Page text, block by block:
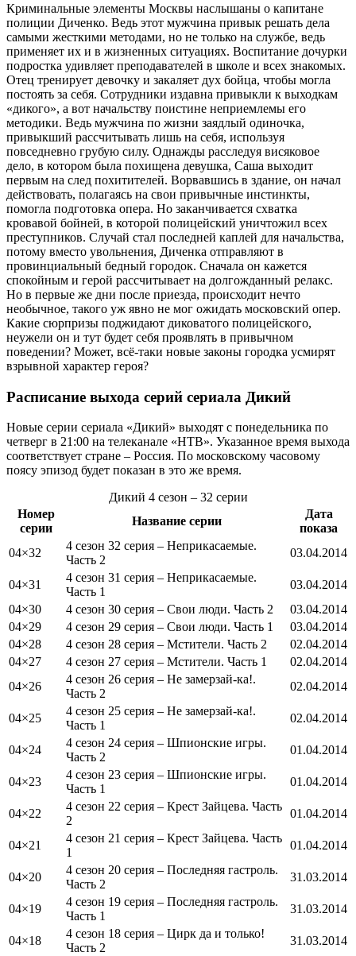
Криминальные элементы Москвы наслышаны о капитане
полиции Диченко. Ведь этот мужчина привык решать дела
самыми жесткими методами, но не только на службе, ведь
применяет их и в жизненных ситуациях. Воспитание дочурки
подростка удивляет преподавателей в школе и всех знакомых.
Отец тренирует девочку и закаляет дух бойца, чтобы могла
постоять за себя. Сотрудники издавна привыкли к выходкам
«дикого», а вот начальству поистине неприемлемы его
методики. Ведь мужчина по жизни заядлый одиночка,
привыкший рассчитывать лишь на себя, используя
повседневно грубую силу. Однажды расследуя висяковое
дело, в котором была похищена девушка, Саша выходит
первым на след похитителей. Ворвавшись в здание, он начал
действовать, полагаясь на свои привычные инстинкты,
помогла подготовка опера. Но заканчивается схватка
кровавой бойней, в которой полицейский уничтожил всех
преступников. Случай стал последней каплей для начальства,
потому вместо увольнения, Диченка отправляют в
провинциальный бедный городок. Сначала он кажется
спокойным и герой рассчитывает на долгожданный релакс.
Но в первые же дни после приезда, происходит нечто
необычное, такого уж явно не мог ожидать московский опер.
Какие сюрпризы поджидают диковатого полицейского,
неужели он и тут будет себя проявлять в привычном
поведении? Может, всё-таки новые законы городка усмирят
взрывной характер героя?
Расписание выхода серий сериала Дикий
Новые серии сериала «Дикий» выходят с понедельника по
четверг в 21:00 на телеканале «НТВ». Указанное время выхода
соответствует стране – Россия. По московскому часовому
поясу эпизод будет показан в это же время.
Дикий 4 сезон – 32 серии
Номер
серии
Название серии
Дата
показа
04×32
4 сезон 32 серия – Неприкасаемые.
Часть 2
03.04.2014
04×31
4 сезон 31 серия – Неприкасаемые.
Часть 1
03.04.2014
04×30
4 сезон 30 серия – Свои люди. Часть 2
03.04.2014
04×29
4 сезон 29 серия – Свои люди. Часть 1
03.04.2014
04×28
4 сезон 28 серия – Мстители. Часть 2
02.04.2014
04×27
4 сезон 27 серия – Мстители. Часть 1
02.04.2014
04×26
4 сезон 26 серия – Не замерзай-ка!.
Часть 2
02.04.2014
04×25
4 сезон 25 серия – Не замерзай-ка!.
Часть 1
02.04.2014
04×24
4 сезон 24 серия – Шпионские игры.
Часть 2
01.04.2014
04×23
4 сезон 23 серия – Шпионские игры.
Часть 1
01.04.2014
04×22
4 сезон 22 серия – Крест Зайцева. Часть
2
01.04.2014
04×21
4 сезон 21 серия – Крест Зайцева. Часть
1
01.04.2014
04×20
4 сезон 20 серия – Последняя гастроль.
Часть 2
31.03.2014
04×19
4 сезон 19 серия – Последняя гастроль.
Часть 1
31.03.2014
04×18
4 сезон 18 серия – Цирк да и только!
Часть 2
31.03.2014